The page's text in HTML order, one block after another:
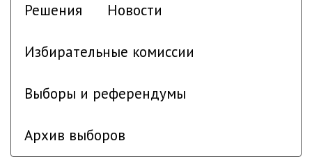
Решения Новости
Избирательные комиссии
Выборы и референдумы
Архив выборов